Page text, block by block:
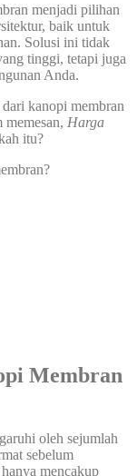
menjadi pilihan
baik untuk
Solusi ini tidak
tinggi, tetapi juga
Anda.
kanopi membran
Harga
itu?
Membran
oleh sejumlah
sebelum
mencakup